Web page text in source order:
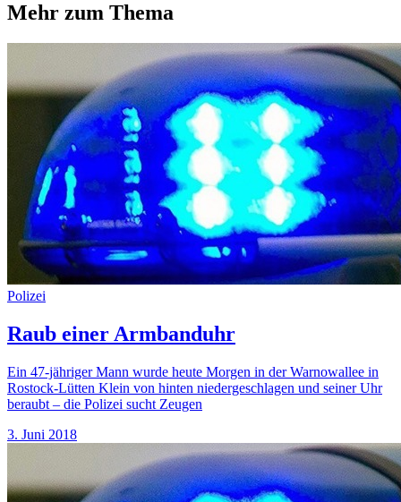
Mehr zum Thema
Polizei
Raub einer Armbanduhr
Ein 47-jähriger Mann wurde heute Morgen in der Warnowallee in
Rostock-Lütten Klein von hinten niedergeschlagen und seiner Uhr
beraubt – die Polizei sucht Zeugen
3. Juni 2018